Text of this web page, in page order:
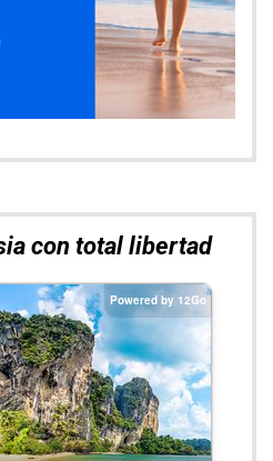
con total libertad